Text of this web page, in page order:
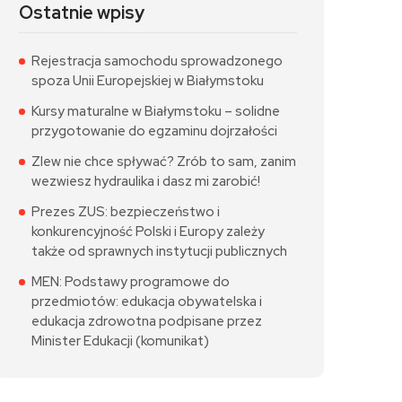
Ostatnie wpisy
Rejestracja samochodu sprowadzonego
spoza Unii Europejskiej w Białymstoku
Kursy maturalne w Białymstoku – solidne
przygotowanie do egzaminu dojrzałości
Zlew nie chce spływać? Zrób to sam, zanim
wezwiesz hydraulika i dasz mi zarobić!
Prezes ZUS: bezpieczeństwo i
konkurencyjność Polski i Europy zależy
także od sprawnych instytucji publicznych
MEN: Podstawy programowe do
przedmiotów: edukacja obywatelska i
edukacja zdrowotna podpisane przez
Minister Edukacji (komunikat)